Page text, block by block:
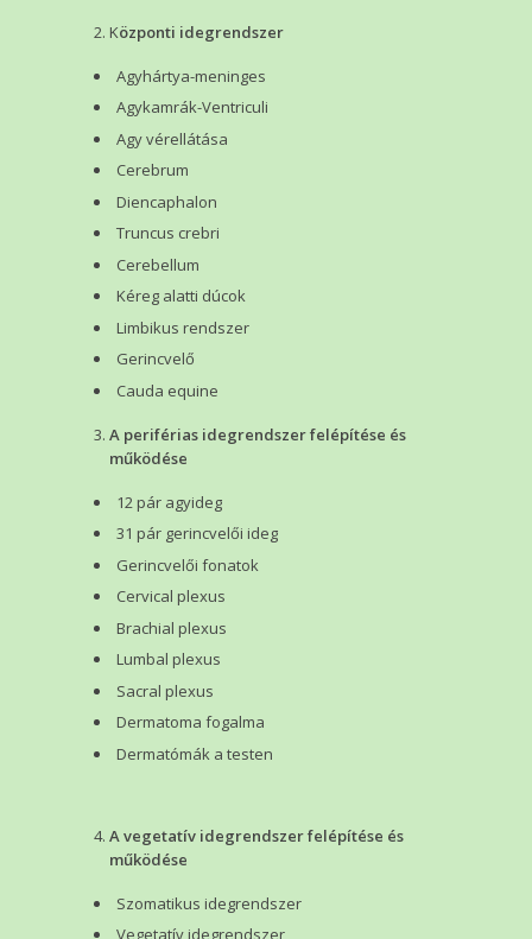
Központi idegrendszer
Agyhártya-meninges
Agykamrák-Ventriculi
Agy vérellátása
Cerebrum
Diencaphalon
Truncus crebri
Cerebellum
Kéreg alatti dúcok
Limbikus rendszer
Gerincvelő
Cauda equine
A periférias idegrendszer felépítése és
működése
12 pár agyideg
31 pár gerincvelői ideg
Gerincvelői fonatok
Cervical plexus
Brachial plexus
Lumbal plexus
Sacral plexus
Dermatoma fogalma
Dermatómák a testen
A vegetatív idegrendszer felépítése és
működése
Szomatikus idegrendszer